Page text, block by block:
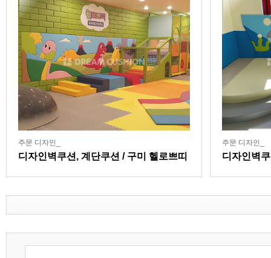
주문 디자인_
디자인벽쿠션, 계단쿠션 / 구미 헬로쁘띠
주문 디자인_
디자인벽